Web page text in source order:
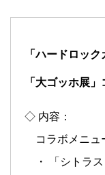
「ハードロッ
「大ゴッホ展
◇ 内容：
コラボメニュ
・ 「シトラス